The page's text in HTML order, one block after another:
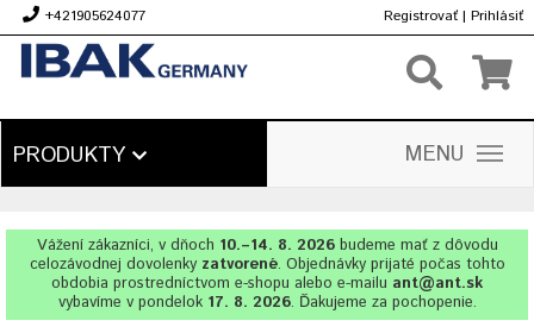
+421905624077 Registrovať | Prihlásiť
PRODUKTY MENU
Vážení zákazníci, v dňoch 10.–14. 8. 2026budeme mať z dôvodu
celozávodnej dovolenkyzatvorené. Objednávky prijaté počas tohto
obdobia prostredníctvom e-shopu alebo e-mailu ant@ant.sk
vybavíme v pondelok 17. 8. 2026. Ďakujeme za pochopenie.